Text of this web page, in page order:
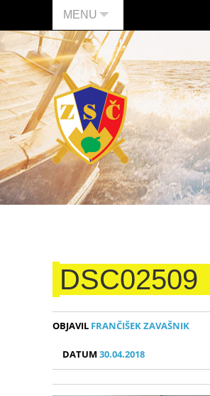
MENU
DSC02509
OBJAVIL FRANČIŠEK ZAVAŠNIK
DATUM30.04.2018